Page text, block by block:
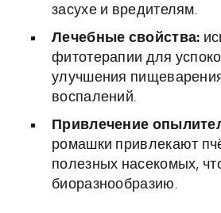
засухе и вредителям.
Лечебные свойства:
фитотерапии для
улучшения
воспалений.
Привлечение
ромашки привлекают
полезных насекомых,
биоразнообразию.